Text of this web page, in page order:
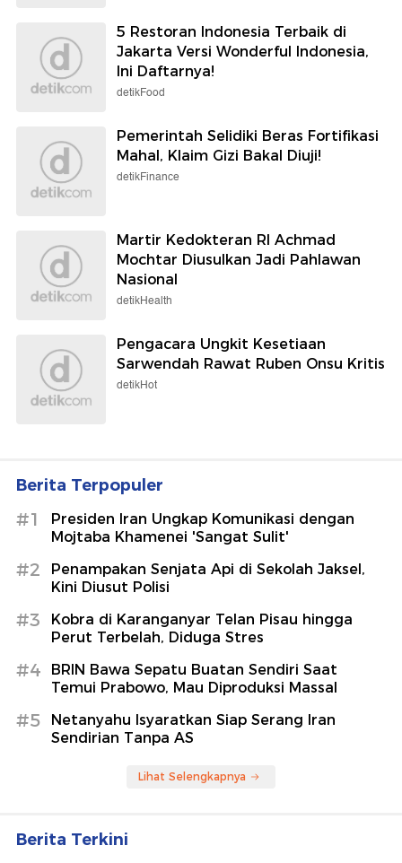
5 Restoran Indonesia Terbaik di
Jakarta Versi Wonderful Indonesia,
Ini Daftarnya!
detikFood
Pemerintah Selidiki Beras Fortifikasi
Mahal, Klaim Gizi Bakal Diuji!
detikFinance
Martir Kedokteran RI Achmad
Mochtar Diusulkan Jadi Pahlawan
Nasional
detikHealth
Pengacara Ungkit Kesetiaan
Sarwendah Rawat Ruben Onsu Kritis
detikHot
Berita Terpopuler
#1
Presiden Iran Ungkap Komunikasi dengan
Mojtaba Khamenei 'Sangat Sulit'
#2
Penampakan Senjata Api di Sekolah Jaksel,
Kini Diusut Polisi
#3
Kobra di Karanganyar Telan Pisau hingga
Perut Terbelah, Diduga Stres
#4
BRIN Bawa Sepatu Buatan Sendiri Saat
Temui Prabowo, Mau Diproduksi Massal
#5
Netanyahu Isyaratkan Siap Serang Iran
Sendirian Tanpa AS
Lihat Selengkapnya
Berita Terkini